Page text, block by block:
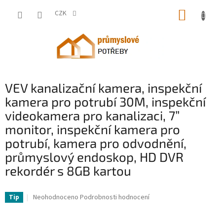
CZK
VEV kanalizační kamera, inspekční
kamera pro potrubí 30M, inspekční
videokamera pro kanalizaci, 7”
monitor, inspekční kamera pro
potrubí, kamera pro odvodnění,
průmyslový endoskop, HD DVR
rekordér s 8GB kartou
Tip
Průměrné
Neohodnoceno Podrobnosti hodnocení